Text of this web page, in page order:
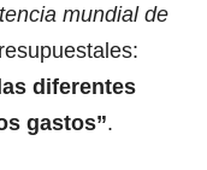
mundial de
diferentes
gastos”.